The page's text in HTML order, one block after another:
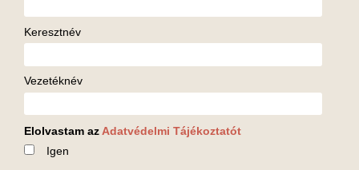
Keresztnév
Vezetéknév
Elolvastam az Adatvédelmi Tájékoztatót
Igen